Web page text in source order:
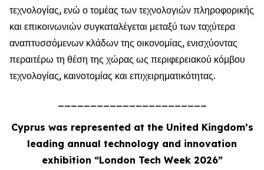
τεχνολογίας, ενώ ο τομέας των τεχνολογιών πληροφορικής
και επικοινωνιών συγκαταλέγεται μεταξύ των ταχύτερα
αναπτυσσόμενων κλάδων της οικονομίας, ενισχύοντας
περαιτέρω τη θέση της χώρας ως περιφερειακού κόμβου
τεχνολογίας, καινοτομίας και επιχειρηματικότητας.
Cyprus was represented at the United Kingdom’s
leading annual technology and innovation
exhibition “London Tech Week 2026”